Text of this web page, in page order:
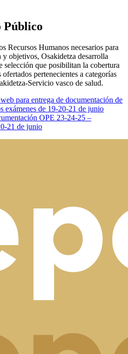
Público
Recursos Humanos necesarios para
objetivos, Osakidetza desarrolla
selección que posibilitan la cobertura
pertenecientes a categorías
Servicio vasco de salud.
para entrega de documentación de
exámenes de 19-20-21 de junio
OPE 23-24-25 –
21 de junio